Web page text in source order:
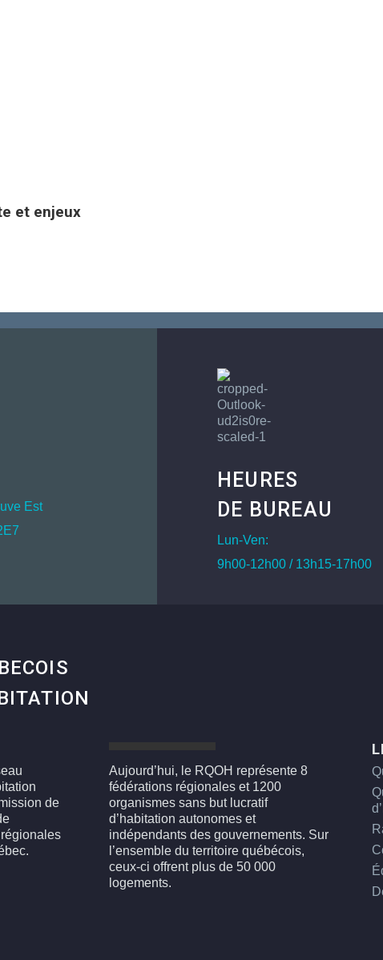
et enjeux
Est
HEURES
DE BUREAU
Lun-Ven:
9h00-12h00 / 13h15-17h00
de
Aujourd’hui, le RQOH représente 8
fédérations régionales et 1200
organismes sans but lucratif
d’habitation autonomes et
indépendants des gouvernements. Sur
l’ensemble du territoire québécois,
ceux-ci offrent plus de 50 000
logements.